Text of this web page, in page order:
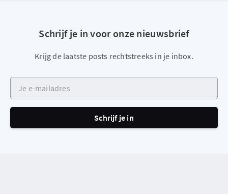
Schrijf je in voor onze nieuwsbrief
Krijg de laatste posts rechtstreeks in je inbox.
Je e-mailadres
Schrijf je in